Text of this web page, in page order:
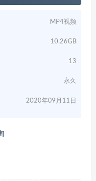
MP4视频
10.26GB
13
永久
2020年09月11日